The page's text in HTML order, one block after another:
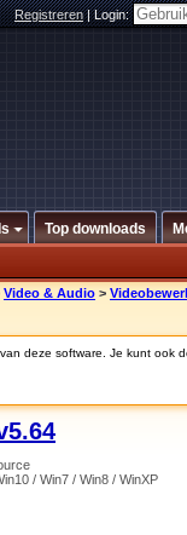
Registreren|Login:
Top downloads
Video & Audio >
deze software. Je kunt ook
/ Win7 / Win8 / WinXP